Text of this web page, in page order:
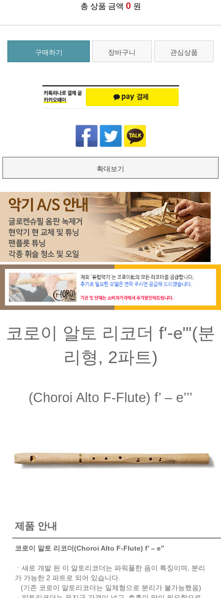
총 상품 금액 0 원
구매하기 장바구니 관심상품
확대보기
코로이 알토 리코더 f'-e"'(분
리형, 2파트)
(Choroi Alto F-Flute) f’ – e’’’
제품 안내
코로이 알토 리코더(Choroi Alto F-Flute) f’ – e’’
ㆍ 새로 개발 된 이 알토리코더는 파워풀한 음이 특징이며, 분리
가 가능한 2 파트로 되어 있습니다.
(기존 코로이 알토리코더는 일체형으로 분리가 불가능했음)